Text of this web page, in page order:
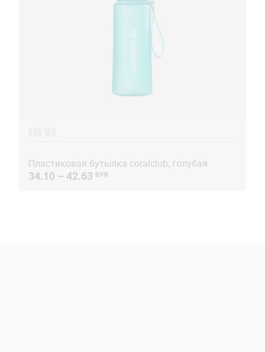
Пластиковая бутылка coralclub, голубая
34.10 – 42.63 BYN